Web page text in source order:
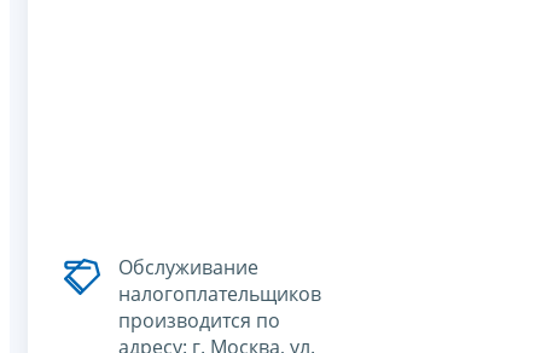
Обслуживание
налогоплательщиков
производится по
адресу: г. Москва, ул.